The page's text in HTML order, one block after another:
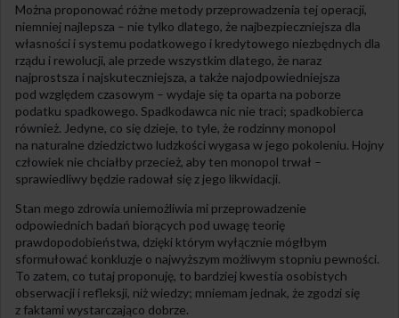
Można proponować różne metody przeprowadzenia tej operacji,
niemniej najlepsza – nie tylko dlatego, że najbezpieczniejsza dla
własności i systemu podatkowego i kredytowego niezbędnych dla
rządu i rewolucji, ale przede wszystkim dlatego, że naraz
najprostsza i najskuteczniejsza, a także najodpowiedniejsza
pod względem czasowym – wydaje się ta oparta na poborze
podatku spadkowego. Spadkodawca nic nie traci; spadkobierca
również. Jedyne, co się dzieje, to tyle, że rodzinny monopol
na naturalne dziedzictwo ludzkości wygasa w jego pokoleniu. Hojny
człowiek nie chciałby przecież, aby ten monopol trwał –
sprawiedliwy będzie radował się z jego likwidacji.
Stan mego zdrowia uniemożliwia mi przeprowadzenie
odpowiednich badań biorących pod uwagę teorię
prawdopodobieństwa, dzięki którym wyłącznie mógłbym
sformułować konkluzje o najwyższym możliwym stopniu pewności.
To zatem, co tutaj proponuję, to bardziej kwestia osobistych
obserwacji i refleksji, niż wiedzy; mniemam jednak, że zgodzi się
z faktami wystarczająco dobrze.